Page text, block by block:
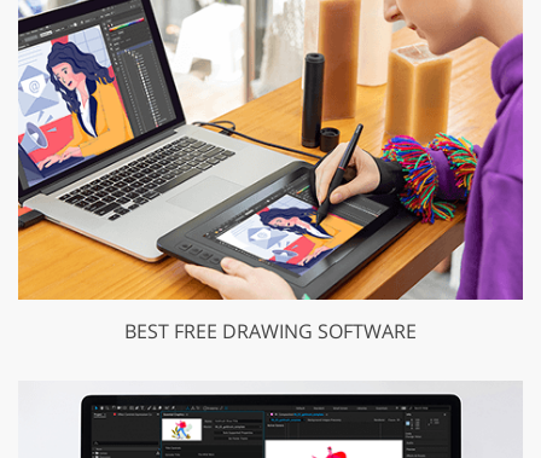
BEST FREE DRAWING SOFTWARE